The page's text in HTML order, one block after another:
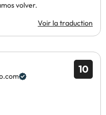
volver.
Voir la traduction
10